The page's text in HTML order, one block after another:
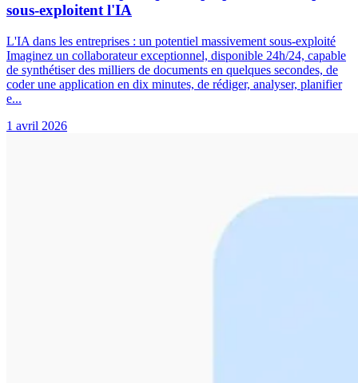
sous-exploitent l'IA
L'IA dans les entreprises : un potentiel massivement sous-exploité
Imaginez un collaborateur exceptionnel, disponible 24h/24, capable
de synthétiser des milliers de documents en quelques secondes, de
coder une application en dix minutes, de rédiger, analyser, planifier
e...
1 avril 2026